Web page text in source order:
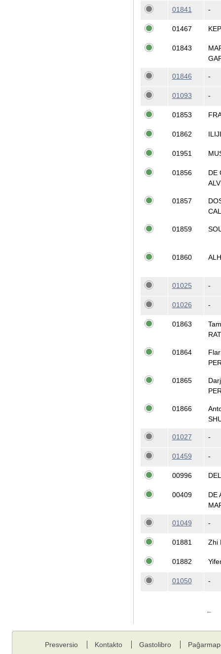
01841 -
01467
01843
01846 -
01093 -
01853
01862
01951
01856
DE
01857
01859
01860
01025 -
01026 -
01863
01864
01865
01866
01027 -
01459 -
00996
00409
DE
01049 -
01881 Zhi
01882
01050 -
←
Presversio Kontakto Gastolibro